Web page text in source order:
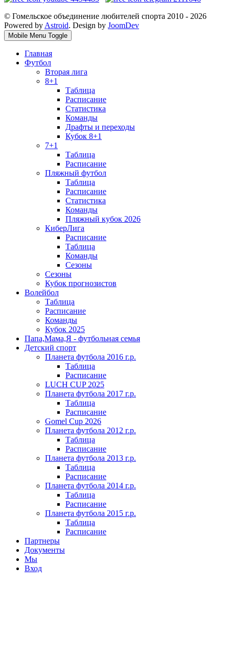
© Гомельское объединение любителей спорта 2010 - 2026
Powered by Astroid. Design by JoomDev
Mobile Menu Toggle
Главная
Футбол
Вторая лига
8+1
Таблица
Расписание
Статистика
Команды
Драфты и переходы
Кубок 8+1
7+1
Таблица
Расписание
Пляжный футбол
Таблица
Расписание
Статистика
Команды
Пляжный кубок 2026
КиберЛига
Расписание
Таблица
Команды
Сезоны
Сезоны
Кубок прогнозистов
Волейбол
Таблица
Расписание
Команды
Кубок 2025
Папа,Мама,Я - футбольная семья
Детский спорт
Планета футбола 2016 г.р.
Таблица
Расписание
LUCH CUP 2025
Планета футбола 2017 г.р.
Таблица
Расписание
Gomel Cup 2026
Планета футбола 2012 г.р.
Таблица
Расписание
Планета футбола 2013 г.р.
Таблица
Расписание
Планета футбола 2014 г.р.
Таблица
Расписание
Планета футбола 2015 г.р.
Таблица
Расписание
Партнеры
Документы
Мы
Вход